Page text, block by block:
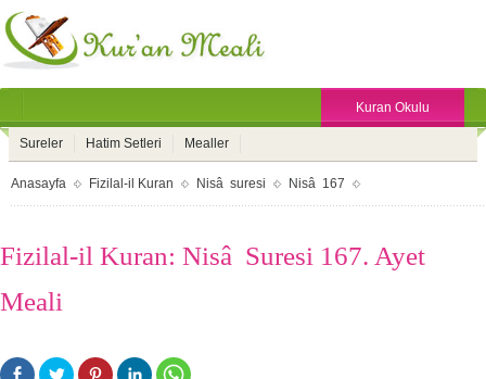
Kuran Okulu
Sureler Hatim Setleri Mealler
Anasayfa Fizilal-il Kuran Nisâ suresi Nisâ 167
Fizilal-il Kuran: Nisâ Suresi 167. Ayet
Meali